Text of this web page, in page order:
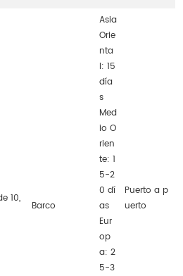
10,
Barco
Asia
Orie
nta
l: 15
día
s
Med
io O
rien
te: 1
5-2
0 dí
as
Eur
op
a: 2
5-3
Puerto a p
uerto